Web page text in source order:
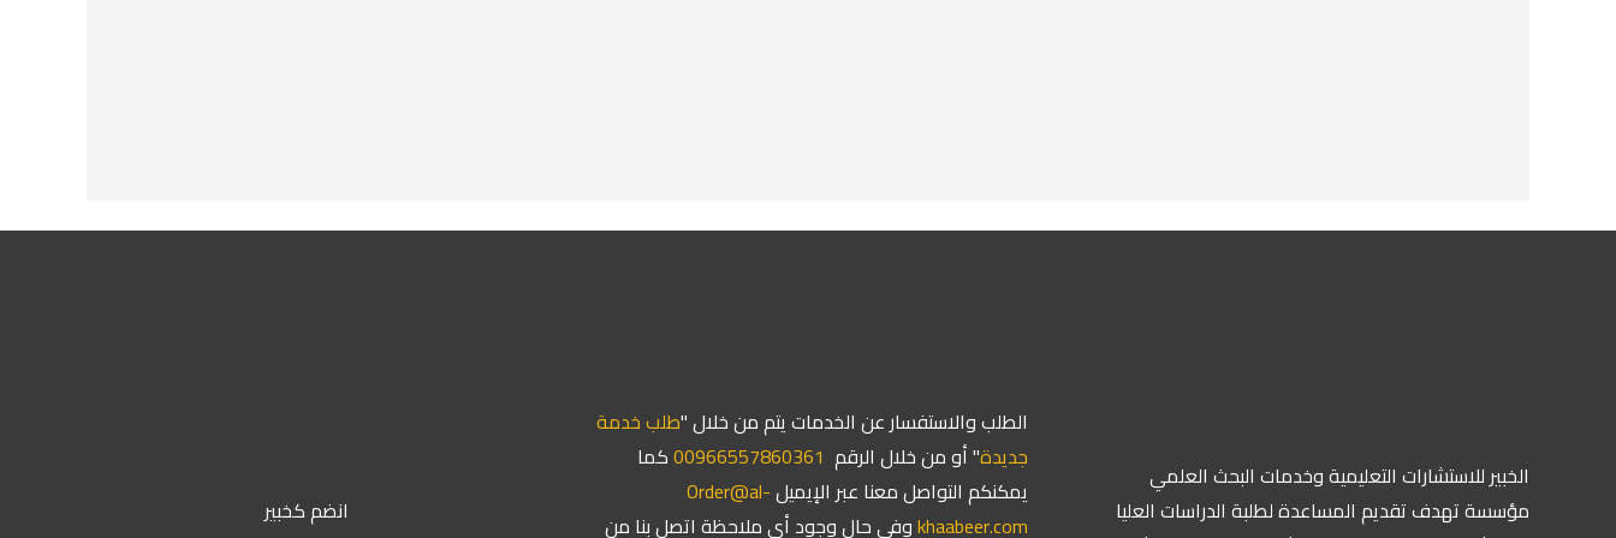
الخبير للاستشارات التعليمية وخدمات البحث العلمي
مؤسسة تهدف تقديم المساعدة لطلبة الدراسات العليا
الطلب والاستفسار عن الخدمات يتم من خلال "طلب خدمة
جديدة" أو من خلال الرقم 966557860361⁩00 كما
يمكنكم التواصل معنا عبر الإيميلOrder@al-
khaabeer.comوفي حال وجود أي ملاحظة اتصل بنا من
انضم كخبير